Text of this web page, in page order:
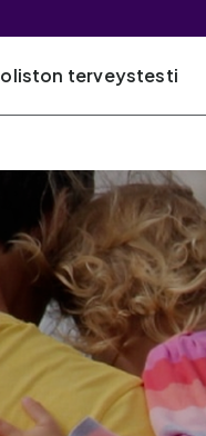
terveystesti